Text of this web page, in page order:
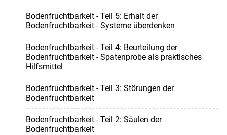
Bodenfruchtbarkeit - Teil 5: Erhalt der
Bodenfruchtbarkeit - Systeme überdenken
Bodenfruchtbarkeit - Teil 4: Beurteilung der
Bodenfruchtbarkeit - Spatenprobe als praktisches
Hilfsmittel
Bodenfruchtbarkeit - Teil 3: Störungen der
Bodenfruchtbarkeit
Bodenfruchtbarkeit - Teil 2: Säulen der
Bodenfruchtbarkeit